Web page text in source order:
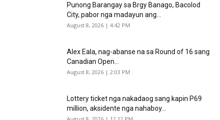
Punong Barangay sa Brgy Banago, Bacolod
City, pabor nga madayun ang...
August 8, 2026 | 4:42 PM
Alex Eala, nag-abanse na sa Round of 16 sang
Canadian Open...
August 8, 2026 | 2:03 PM
Lottery ticket nga nakadaog sang kapin P69
million, aksidente nga nahaboy...